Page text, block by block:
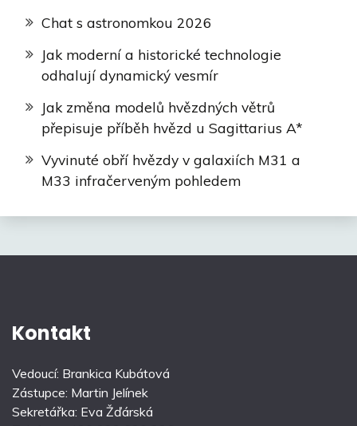
Chat s astronomkou 2026
Jak moderní a historické technologie
odhalují dynamický vesmír
Jak změna modelů hvězdných větrů
přepisuje příběh hvězd u Sagittarius A*
Vyvinuté obří hvězdy v galaxiích M31 a
M33 infračerveným pohledem
Kontakt
Vedoucí: Brankica Kubátová
Zástupce: Martin Jelínek
Sekretářka: Eva Žďárská